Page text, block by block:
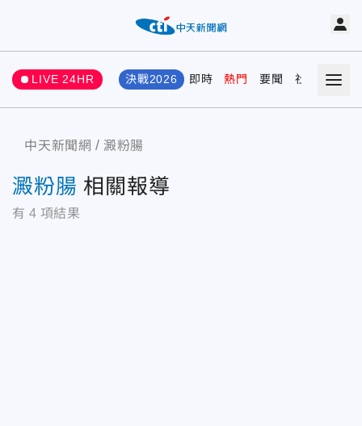
LIVE 24HR 決戰2026 即時 熱門 要聞 社會 娛樂
中天新聞網 澱粉腸
澱粉腸 相關報導
有 4 項結果